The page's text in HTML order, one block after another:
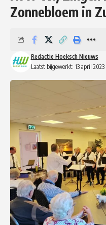
Zonnebloem in
Laatst bijgewerkt: 13 april 2023
Redactie Hoeksch Nieuws